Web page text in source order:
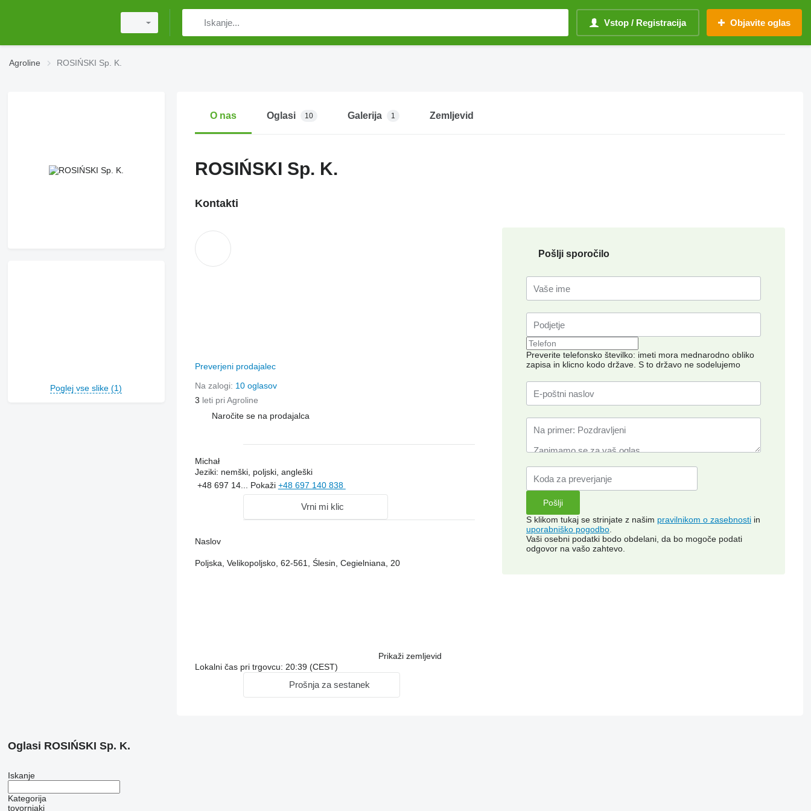
Vstop / Registracija Objavite oglas
Agroline ROSIŃSKI Sp. K.
Poglej vse slike (1)
O nas Oglasi 10 Galerija 1 Zemljevid
ROSIŃSKI Sp. K.
Kontakti
Preverjeni prodajalec
Na zalogi: 10 oglasov
3 leti pri Agroline
Naročite se na prodajalca
Michał
Jeziki: nemški, poljski, angleški
+48 697 14... Pokaži +48 697 140 838
Vrni mi klic
Naslov
Poljska, Velikopoljsko, 62-561, Ślesin, Cegielniana, 20
Prikaži zemljevid
Lokalni čas pri trgovcu: 20:39 (CEST)
Prošnja za sestanek
Pošlji sporočilo
Preverite telefonsko številko: imeti mora mednarodno obliko
zapisa in klicno kodo države. S to državo ne sodelujemo
S klikom tukaj se strinjate z našim pravilnikom o zasebnosti in
uporabniško pogodbo
Vaši osebni podatki bodo obdelani, da bo mogoče podati
odgovor na vašo zahtevo.
Oglasi ROSIŃSKI Sp. K.
Iskanje
Kategorija
tovornjaki